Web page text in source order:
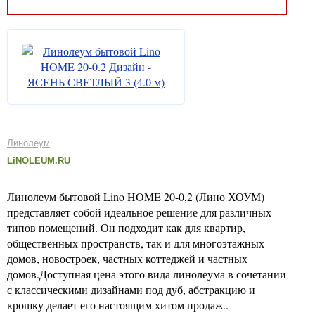
Линолеум
LiNOLEUM.RU
Линолеум бытовой Lino HOME 20-0,2 (Лино ХОУМ)
представляет собой идеальное решение для различных
типов помещений. Он подходит как для квартир,
общественных пространств, так и для многоэтажных
домов, новостроек, частных коттеджей и частных
домов.Доступная цена этого вида линолеума в сочетании
с классическими дизайнами под дуб, абстракцию и
крошку делает его настоящим хитом продаж..